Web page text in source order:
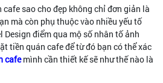
sao cho đẹp không chỉ đơn giản là
mà còn phụ thuộc vào nhiều yếu tố
Design điểm qua mộ số nhân tố ảnh
tiền quán cafe để từ đó bạn có thể xác
cafemình cần thiết kế sẽ như thế nào là